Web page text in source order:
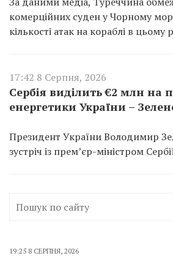
комерційних суден у Чорному
кількості атак на кораблі в цьому
17:42 8 Серпня, 2026
Сербія виділить €2 млн на
енергетики України –
Президент України Володимир
зустріч із прем’єр-міністром
19:25 8 СЕРПНЯ, 2026